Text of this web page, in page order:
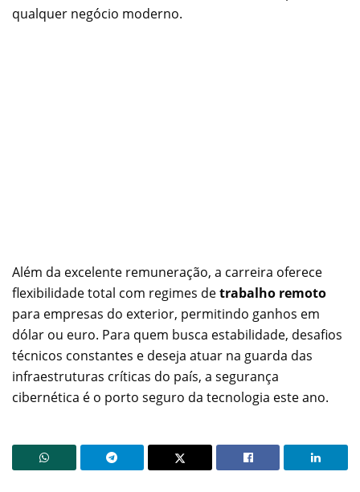
qualquer negócio moderno.
Além da excelente remuneração, a carreira oferece
flexibilidade total com regimes detrabalho remoto
para empresas do exterior, permitindo ganhos em
dólar ou euro. Para quem busca estabilidade, desafios
técnicos constantes e deseja atuar na guarda das
infraestruturas críticas do país, a segurança
cibernética é o porto seguro da tecnologia este ano.